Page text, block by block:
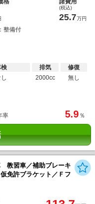
格 諸費用
(税込)
25.7万円
整備付
排気
2000cc
修復
無し
率 5.9 ％
教習車／補助ブレーキ
免許ブラケット／Ｆフ